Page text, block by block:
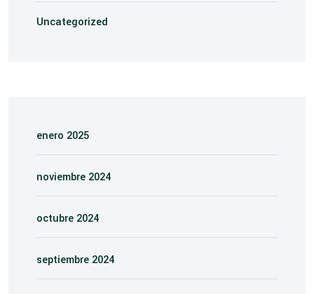
Uncategorized
enero 2025
noviembre 2024
octubre 2024
septiembre 2024